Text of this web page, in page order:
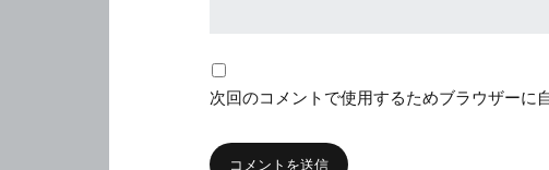
次回のコメントで使用するためブラウザーに